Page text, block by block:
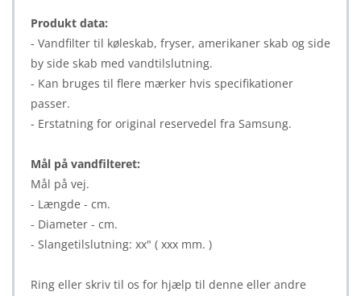
Produkt data:
- Vandfilter til køleskab, fryser, amerikaner skab og side
by side skab med vandtilslutning.
- Kan bruges til flere mærker hvis specifikationer
passer.
- Erstatning for original reservedel fra Samsung.
Mål på vandfilteret:
Mål på vej.
- Længde - cm.
- Diameter - cm.
- Slangetilslutning: xx" ( xxx mm. )
Ring eller skriv til os for hjælp til denne eller andre